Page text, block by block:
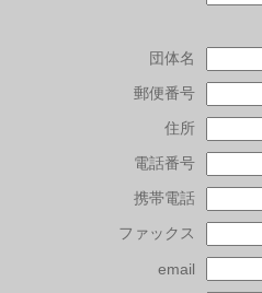
団体名
郵便番号
住所
電話番号
携帯電話
ファックス
email